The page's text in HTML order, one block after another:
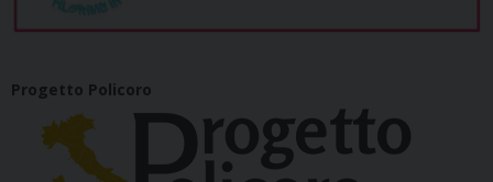
Progetto Policoro